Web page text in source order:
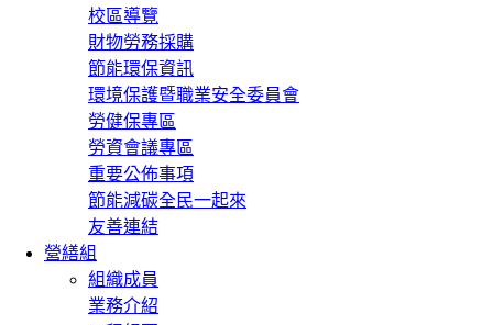
校區導覽
財物勞務採購
節能環保資訊
環境保護暨職業安全委員會
勞健保專區
勞資會議專區
重要公佈事項
節能減碳全民一起來
友善連結
營繕組
組織成員
業務介紹